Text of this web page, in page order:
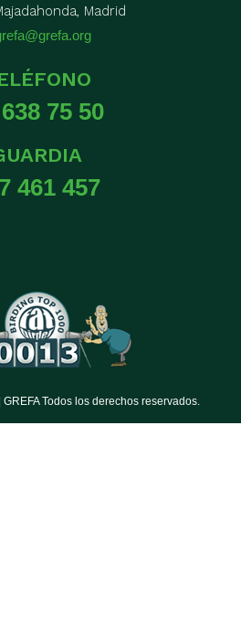
Madrid
75 50
461 457
GREFA Todos los derechos reservados.